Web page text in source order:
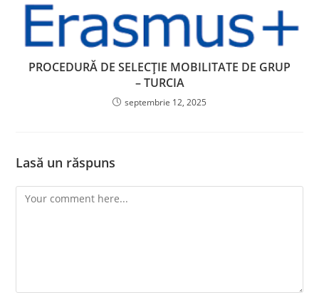
PROCEDURĂ DE SELECȚIE MOBILITATE DE GRUP
– TURCIA
septembrie 12, 2025
Lasă un răspuns
Comment